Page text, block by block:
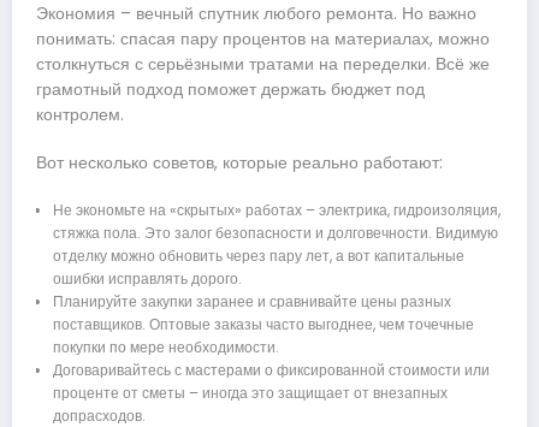
Экономия – вечный спутник любого ремонта. Но важно
понимать: спасая пару процентов на материалах, можно
столкнуться с серьёзными тратами на переделки. Всё же
грамотный подход поможет держать бюджет под
контролем.
Вот несколько советов, которые реально работают:
Не экономьте на «скрытых» работах – электрика, гидроизоляция,
стяжка пола. Это залог безопасности и долговечности. Видимую
отделку можно обновить через пару лет, а вот капитальные
ошибки исправлять дорого.
Планируйте закупки заранее и сравнивайте цены разных
поставщиков. Оптовые заказы часто выгоднее, чем точечные
покупки по мере необходимости.
Договаривайтесь с мастерами о фиксированной стоимости или
проценте от сметы – иногда это защищает от внезапных
допрасходов.